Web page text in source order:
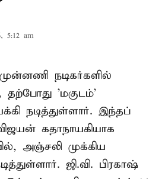
5:12 am
நடிகர்களில்
தற்போது 'மகுடம்'
நடித்துள்ளார். இந்தப்
கதாநாயகியாக
அஞ்சலி முக்கிய
ஜி.வி. பிரகாஷ்